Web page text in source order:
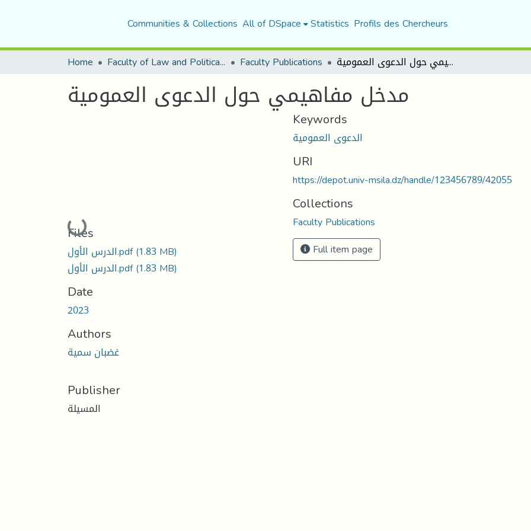
Communities & Collections All of DSpace Statistics Profils des Chercheurs
Home Faculty of Law and Political Science Faculty Publications مدخل مفاهيمي حول الدعوى العمومية
مدخل مفاهيمي حول الدعوى العمومية
Loading...
Files
الدرس الأول.pdf(1.83 MB)
الدرس الأول.pdf(1.83 MB)
Date
2023
Authors
غضبان سمية
Publisher
المسيلة
Keywords
الدعوى العمومية
URI
https://depot.univ-msila.dz/handle/123456789/42055
Collections
Faculty Publications
Full item page